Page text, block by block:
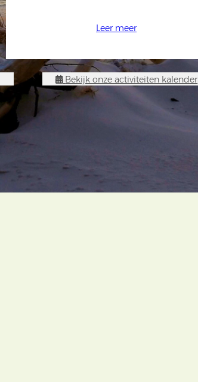
Leer meer
Bekijk onze activiteiten kalender